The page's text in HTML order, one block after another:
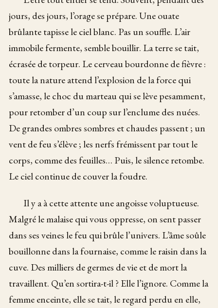
jours, des jours, l’orage se prépare. Une ouate
brûlante tapisse le ciel blanc. Pas un souffle. L’air
immobile fermente, semble bouillir. La terre se tait,
écrasée de torpeur. Le cerveau bourdonne de fièvre :
toute la nature attend l’explosion de la force qui
s’amasse, le choc du marteau qui se lève pesamment,
pour retomber d’un coup sur l’enclume des nuées.
De grandes ombres sombres et chaudes passent ; un
vent de feu s’élève ; les nerfs frémissent par tout le
corps, comme des feuilles… Puis, le silence retombe.
Le ciel continue de couver la foudre.
Il y a à cette attente une angoisse voluptueuse.
Malgré le malaise qui vous oppresse, on sent passer
dans ses veines le feu qui brûle l’univers. L’âme soûle
bouillonne dans la fournaise, comme le raisin dans la
cuve. Des milliers de germes de vie et de mort la
travaillent. Qu’en sortira-t-il ? Elle l’ignore. Comme la
femme enceinte, elle se tait, le regard perdu en elle,